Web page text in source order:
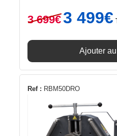
3 699€
Le
prix
était :
699€.
3 499€
Ajouter
Ref : RBM50DRO